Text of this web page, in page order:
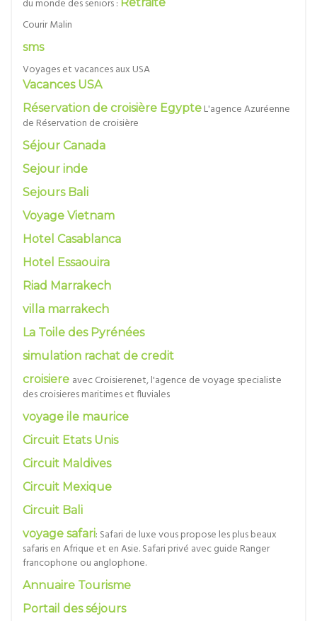
du monde des seniors :
Courir Malin
sms
Voyages et vacances aux USA
Vacances USA
Réservation de croisière Egypte L'agence Azuréenne
de Réservation de croisière
Séjour Canada
Sejour inde
Sejours Bali
Voyage Vietnam
Hotel Casablanca
Hotel Essaouira
Riad Marrakech
villa marrakech
La Toile des Pyrénées
simulation rachat de credit
croisiere avec Croisierenet, l'agence de voyage specialiste
des croisieres maritimes et fluviales
voyage ile maurice
Circuit Etats Unis
Circuit Maldives
Circuit Mexique
Circuit Bali
voyage safari: Safari de luxe vous propose les plus beaux
safaris en Afrique et en Asie. Safari privé avec guide Ranger
francophone ou anglophone.
Annuaire Tourisme
Portail des séjours